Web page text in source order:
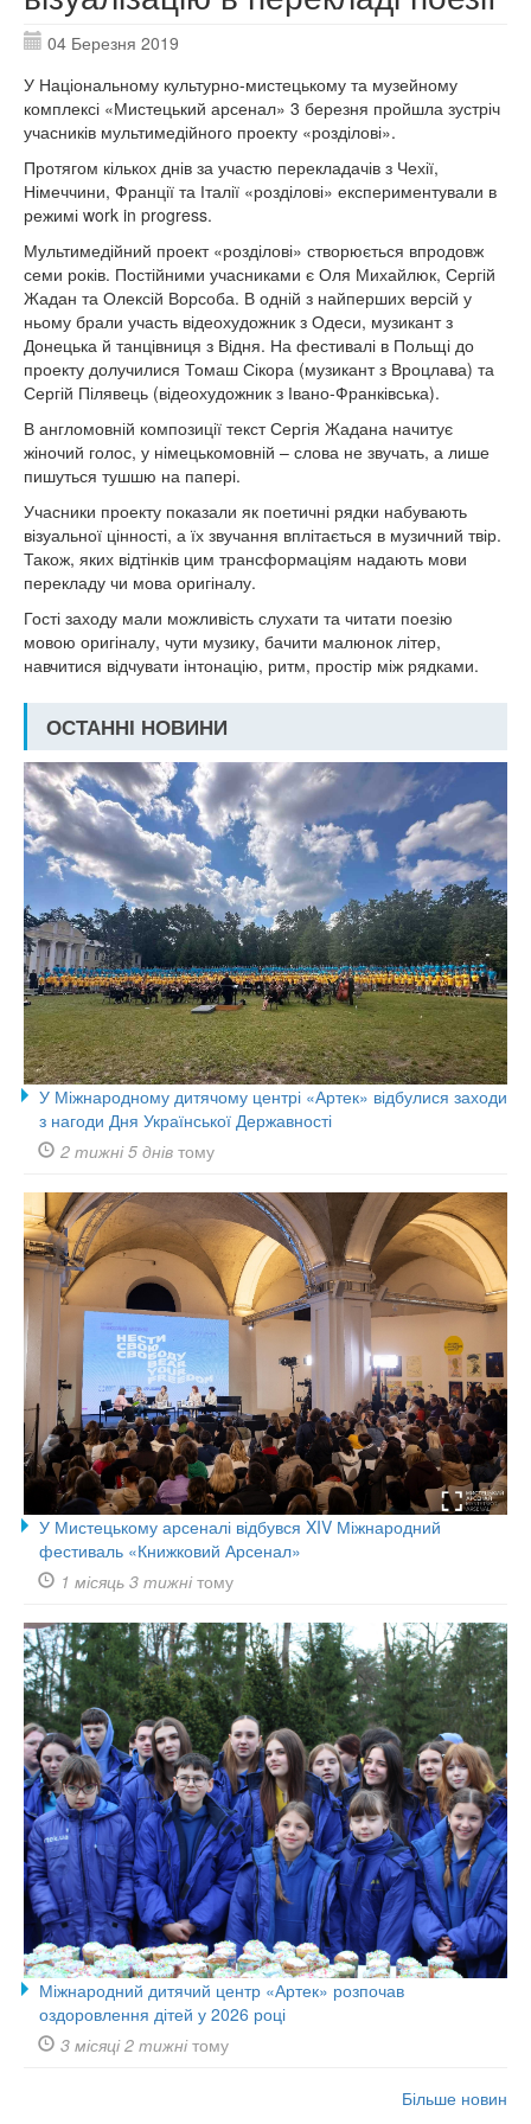
04 Березня 2019
У Національному культурно-мистецькому та музейному
комплексі «Мистецький арсенал» 3 березня пройшла зустріч
учасників мультимедійного проекту «розділові».
Протягом кількох днів за участю перекладачів з Чехії,
Німеччини, Франції та Італії «розділові» експериментували в
режимі work in progress.
Мультимедійний проект «розділові» створюється впродовж
семи років. Постійними учасниками є Оля Михайлюк, Сергій
Жадан та Олексій Ворсоба. В одній з найперших версій у
ньому брали участь відеохудожник з Одеси, музикант з
Донецька й танцівниця з Відня. На фестивалі в Польщі до
проекту долучилися Томаш Сікора (музикант з Вроцлава) та
Сергій Пілявець (відеохудожник з Івано-Франківська).
В англомовній композиції текст Сергія Жадана начитує
жіночий голос, у німецькомовній – слова не звучать, а лише
пишуться тушшю на папері.
Учасники проекту показали як поетичні рядки набувають
візуальної цінності, а їх звучання вплітається в музичний твір.
Також, яких відтінків цим трансформаціям надають мови
перекладу чи мова оригіналу.
Гості заходу мали можливість слухати та читати поезію
мовою оригіналу, чути музику, бачити малюнок літер,
навчитися відчувати інтонацію, ритм, простір між рядками.
ОСТАННІ НОВИНИ
У Міжнародному дитячому центрі «Артек» відбулися заходи
з нагоди Дня Української Державності
2 тижні 5 днів тому
У Мистецькому арсеналі відбувся XIV Міжнародний
фестиваль «Книжковий Арсенал»
1 місяць 3 тижнітому
Міжнародний дитячий центр «Артек» розпочав
оздоровлення дітей у 2026 році
3 місяці 2 тижнітому
Більше новин